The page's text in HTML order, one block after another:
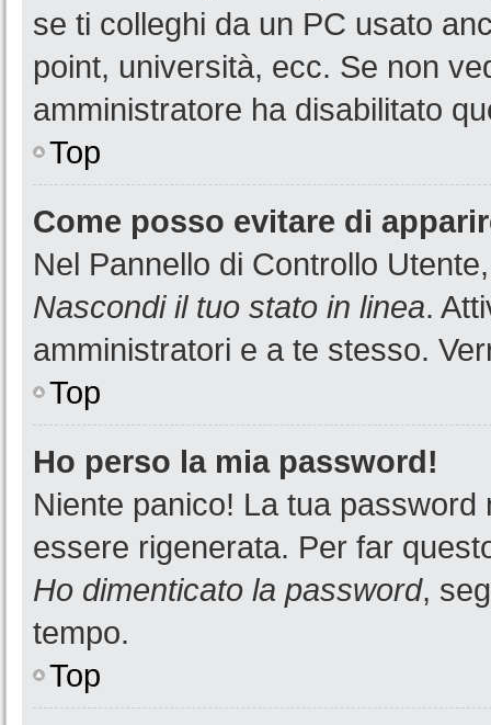
se ti colleghi da un PC usato
point, università, ecc. Se non
amministratore ha disabilitato
Top
Come posso evitare di
Nel Pannello di Controllo
Nascondi il tuo stato in linea.
amministratori e a te stesso.
Top
Ho perso la mia password!
Niente panico! La tua
essere rigenerata. Per far
Ho dimenticato la password,
tempo.
Top